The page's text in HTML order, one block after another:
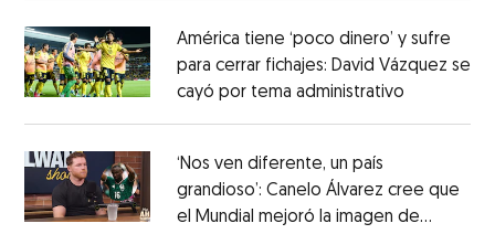
América tiene ‘poco dinero’ y sufre
para cerrar fichajes: David Vázquez se
cayó por tema administrativo
‘Nos ven diferente, un país
grandioso’: Canelo Álvarez cree que
el Mundial mejoró la imagen de